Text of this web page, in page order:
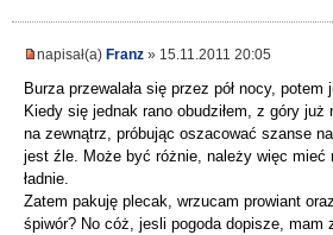
napisał(a) Franz » 15.11.2011 20:05
Burza przewalała się przez pół nocy,
Kiedy się jednak rano obudziłem, z góry już
na zewnątrz, próbując oszacować szanse
jest źle. Może być różnie, należy więc mieć
ładnie.
Zatem pakuję plecak, wrzucam prowiant
śpiwór? No cóż, jesli pogoda dopisze, mam